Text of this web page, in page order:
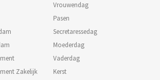
Zakelijk
Vrouwendag
Pasen
Secretaressedag
Moederdag
Vaderdag
Kerst